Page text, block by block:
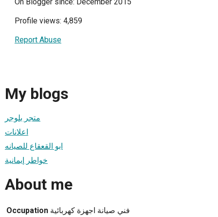
Profile views: 4,859
Report Abuse
My blogs
متجر بلوجر
اعلانات
ابو القعقاع للصيانه
خواطر إيمانية
About me
Occupation فني صيانة اجهزة كهربائية